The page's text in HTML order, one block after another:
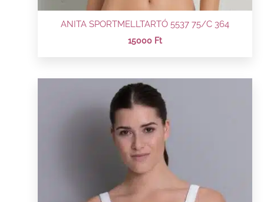
ANITA SPORTMELLTARTÓ 5537 75/C 364
15000 Ft